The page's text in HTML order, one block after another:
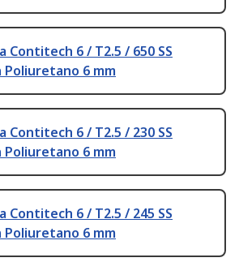
Contitech 6 / T2.5 / 650 SS
Poliuretano 6 mm
Contitech 6 / T2.5 / 230 SS
Poliuretano 6 mm
Contitech 6 / T2.5 / 245 SS
Poliuretano 6 mm